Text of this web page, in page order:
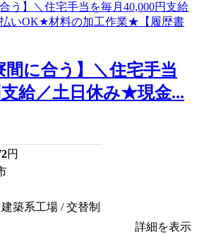
間に合う】＼住宅手当
支給／土日休み★現金...
円
築系工場 / 交替制
詳細を表示